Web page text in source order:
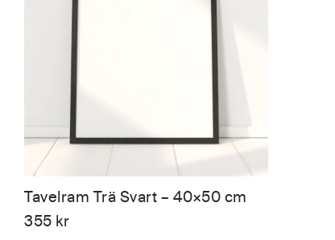
Tavelram Trä Svart – 40×50 cm
355 kr